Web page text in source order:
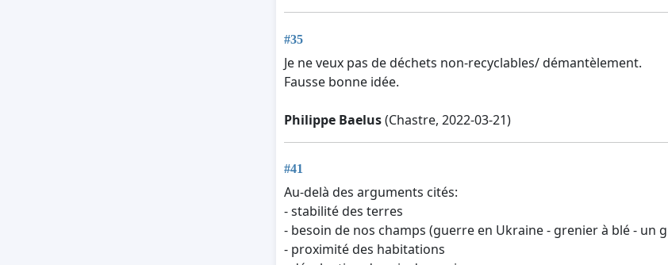
#35
Je ne veux pas de déchets non-recyclables/ démantèlement.
Fausse bonne idée.
Philippe Baelus(Chastre, 2022-03-21)
#41
Au-delà des arguments cités:
- stabilité des terres
- besoin de nos champs (guerre en Ukraine - grenier à blé - un
- proximité des habitations